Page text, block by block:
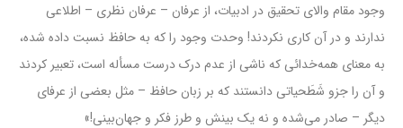
وجود مقام والاى تحقیق در ادبیات، از عرفان – عرفان نظرى – اطلاعى
ندارند و در آن کارى نکردند! وحدت وجود را که به حافظ نسبت داده شده،
به معناى همه‌خدائى که ناشى از عدم درک درست مسأله است، تعبیر کردند
و آن را جزو شَطَحیاتى دانستند که بر زبان حافظ – مثل بعضى از عرفاى
دیگر – صادر مى‌شده و نه یک بینش و طرز فکر و جهان‌بینى!»